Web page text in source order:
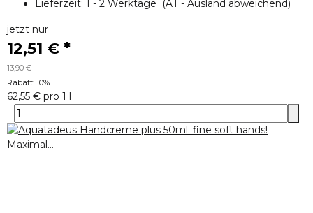
Lieferzeit: 1 - 2 Werktage (AT - Ausland abweichend)
jetzt nur
12,51 € *
13,90 €
Rabatt: 10%
62,55 € pro 1 l